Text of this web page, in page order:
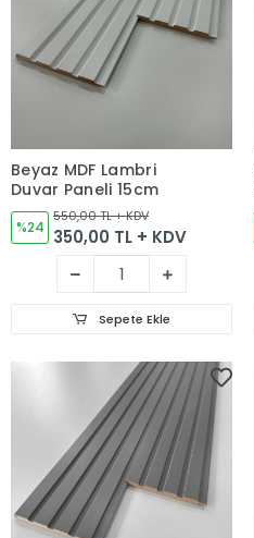
Beyaz MDF Lambri
Duvar Paneli 15cm
%24
550,00 TL + KDV
350,00 TL + KDV
Sepete Ekle